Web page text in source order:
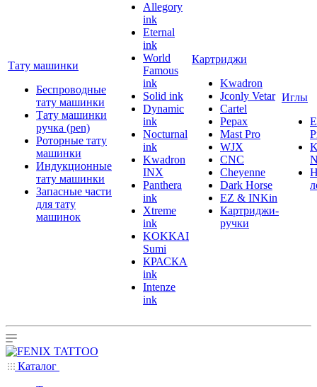
Тату машинки
Беспроводные
тату машинки
Тату машинки
ручка (pen)
Роторные тату
машинки
Индукционные
тату машинки
Запасные части
для тату
машинок
Allegory
ink
Eternal
ink
World
Famous
ink
Solid ink
Dynamic
ink
Nocturnal
ink
Kwadron
INX
Panthera
ink
Xtreme
ink
KOKKAI
Sumi
КРАСКА
ink
Intenze
ink
Картриджи
Kwadron
Jconly Vetar
Cartel
Pepax
Mast Pro
WJX
CNC
Cheyenne
Dark Horse
EZ & INKin
Картриджи-
ручки
Иглы
Каталог